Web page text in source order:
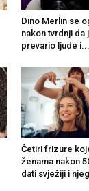
Dino Merlin se
nakon tvrdnji da
prevario ljude i...
Četiri frizure
ženama nakon
dati svježiji i